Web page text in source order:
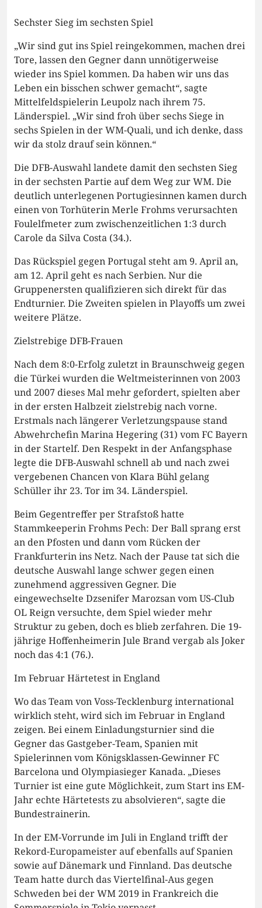
Sechster Sieg im sechsten Spiel
„Wir sind gut ins Spiel reingekommen, machen drei
Tore, lassen den Gegner dann unnötigerweise
wieder ins Spiel kommen. Da haben wir uns das
Leben ein bisschen schwer gemacht“, sagte
Mittelfeldspielerin Leupolz nach ihrem 75.
Länderspiel. „Wir sind froh über sechs Siege in
sechs Spielen in der WM-Quali, und ich denke, dass
wir da stolz drauf sein können.“
Die DFB-Auswahl landete damit den sechsten Sieg
in der sechsten Partie auf dem Weg zur WM. Die
deutlich unterlegenen Portugiesinnen kamen durch
einen von Torhüterin Merle Frohms verursachten
Foulelfmeter zum zwischenzeitlichen 1:3 durch
Carole da Silva Costa (34.).
Das Rückspiel gegen Portugal steht am 9. April an,
am 12. April geht es nach Serbien. Nur die
Gruppenersten qualifizieren sich direkt für das
Endturnier. Die Zweiten spielen in Playoffs um zwei
weitere Plätze.
Zielstrebige DFB-Frauen
Nach dem 8:0-Erfolg zuletzt in Braunschweig gegen
die Türkei wurden die Weltmeisterinnen von 2003
und 2007 dieses Mal mehr gefordert, spielten aber
in der ersten Halbzeit zielstrebig nach vorne.
Erstmals nach längerer Verletzungspause stand
Abwehrchefin Marina Hegering (31) vom FC Bayern
in der Startelf. Den Respekt in der Anfangsphase
legte die DFB-Auswahl schnell ab und nach zwei
vergebenen Chancen von Klara Bühl gelang
Schüller ihr 23. Tor im 34. Länderspiel.
Beim Gegentreffer per Strafstoß hatte
Stammkeeperin Frohms Pech: Der Ball sprang erst
an den Pfosten und dann vom Rücken der
Frankfurterin ins Netz. Nach der Pause tat sich die
deutsche Auswahl lange schwer gegen einen
zunehmend aggressiven Gegner. Die
eingewechselte Dzsenifer Marozsan vom US-Club
OL Reign versuchte, dem Spiel wieder mehr
Struktur zu geben, doch es blieb zerfahren. Die 19-
jährige Hoffenheimerin Jule Brand vergab als Joker
noch das 4:1 (76.).
Im Februar Härtetest in England
Wo das Team von Voss-Tecklenburg international
wirklich steht, wird sich im Februar in England
zeigen. Bei einem Einladungsturnier sind die
Gegner das Gastgeber-Team, Spanien mit
Spielerinnen vom Königsklassen-Gewinner FC
Barcelona und Olympiasieger Kanada. „Dieses
Turnier ist eine gute Möglichkeit, zum Start ins EM-
Jahr echte Härtetests zu absolvieren“, sagte die
Bundestrainerin.
In der EM-Vorrunde im Juli in England trifft der
Rekord-Europameister auf ebenfalls auf Spanien
sowie auf Dänemark und Finnland. Das deutsche
Team hatte durch das Viertelfinal-Aus gegen
Schweden bei der WM 2019 in Frankreich die